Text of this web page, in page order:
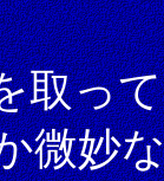
取っ
微妙